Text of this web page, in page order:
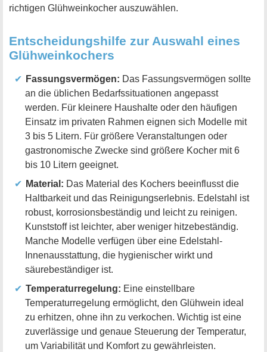
richtigen Glühweinkocher auszuwählen.
Entscheidungshilfe zur Auswahl eines
Glühweinkochers
Fassungsvermögen: Das Fassungsvermögen sollte
an die üblichen Bedarfssituationen angepasst
werden. Für kleinere Haushalte oder den häufigen
Einsatz im privaten Rahmen eignen sich Modelle mit
3 bis 5 Litern. Für größere Veranstaltungen oder
gastronomische Zwecke sind größere Kocher mit 6
bis 10 Litern geeignet.
Material: Das Material des Kochers beeinflusst die
Haltbarkeit und das Reinigungserlebnis. Edelstahl ist
robust, korrosionsbeständig und leicht zu reinigen.
Kunststoff ist leichter, aber weniger hitzebeständig.
Manche Modelle verfügen über eine Edelstahl-
Innenausstattung, die hygienischer wirkt und
säurebeständiger ist.
Temperaturregelung: Eine einstellbare
Temperaturregelung ermöglicht, den Glühwein ideal
zu erhitzen, ohne ihn zu verkochen. Wichtig ist eine
zuverlässige und genaue Steuerung der Temperatur,
um Variabilität und Komfort zu gewährleisten.